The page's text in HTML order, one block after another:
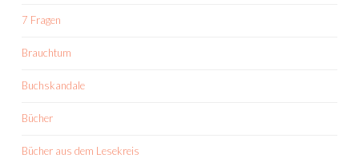
7 Fragen
Brauchtum
Buchskandale
Bücher
Bücher aus dem Lesekreis